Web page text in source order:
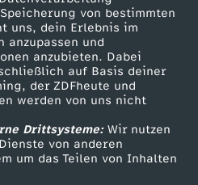
von bestimmten
uns, dein Erlebnis im
anzupassen und
anzubieten. Dabei
auf Basis deiner
der ZDFheute und
werden von uns nicht
Drittsysteme:Wir nutzen
von anderen
um das Teilen von Inhalten
Hilfe